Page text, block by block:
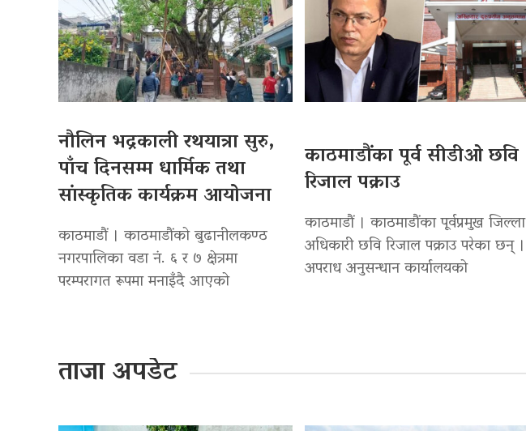
नौलिन भद्रकाली रथयात्रा सुरु,
पाँच दिनसम्म धार्मिक तथा
सांस्कृतिक कार्यक्रम आयोजना
काठमाडौं । काठमाडौंको बुढानीलकण्ठ
नगरपालिका वडा नं. ६ र ७ क्षेत्रमा
परम्परागत रूपमा मनाइँदै आएको
काठमाडौंका पूर्व सीडीओ छवि
रिजाल पक्राउ
काठमाडौं । काठमाडौंका पूर्वप्रमुख जिल्ला
अधिकारी छवि रिजाल पक्राउ परेका छन् ।
अपराध अनुसन्धान कार्यालयको
ताजा अपडेट